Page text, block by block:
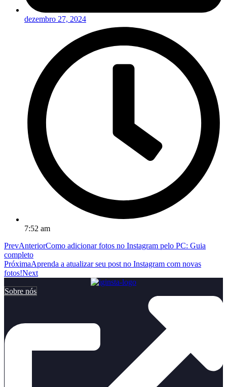
dezembro 27, 2024
7:52 am
PrevAnteriorComo adicionar fotos no Instagram pelo PC: Guia
completo
PróximaAprenda a atualizar seu post no Instagram com novas
fotos!Next
Sobre nós